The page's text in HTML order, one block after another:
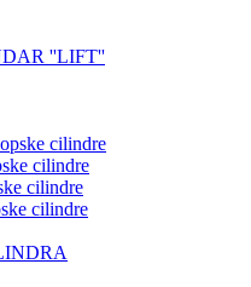
''LIFT''
cilindre
cilindre
cilindre
cilindre